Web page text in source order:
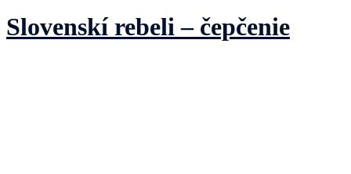
Slovenskí rebeli – čepčenie